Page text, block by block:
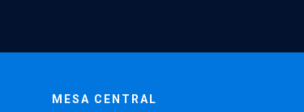
MESA CENTRAL